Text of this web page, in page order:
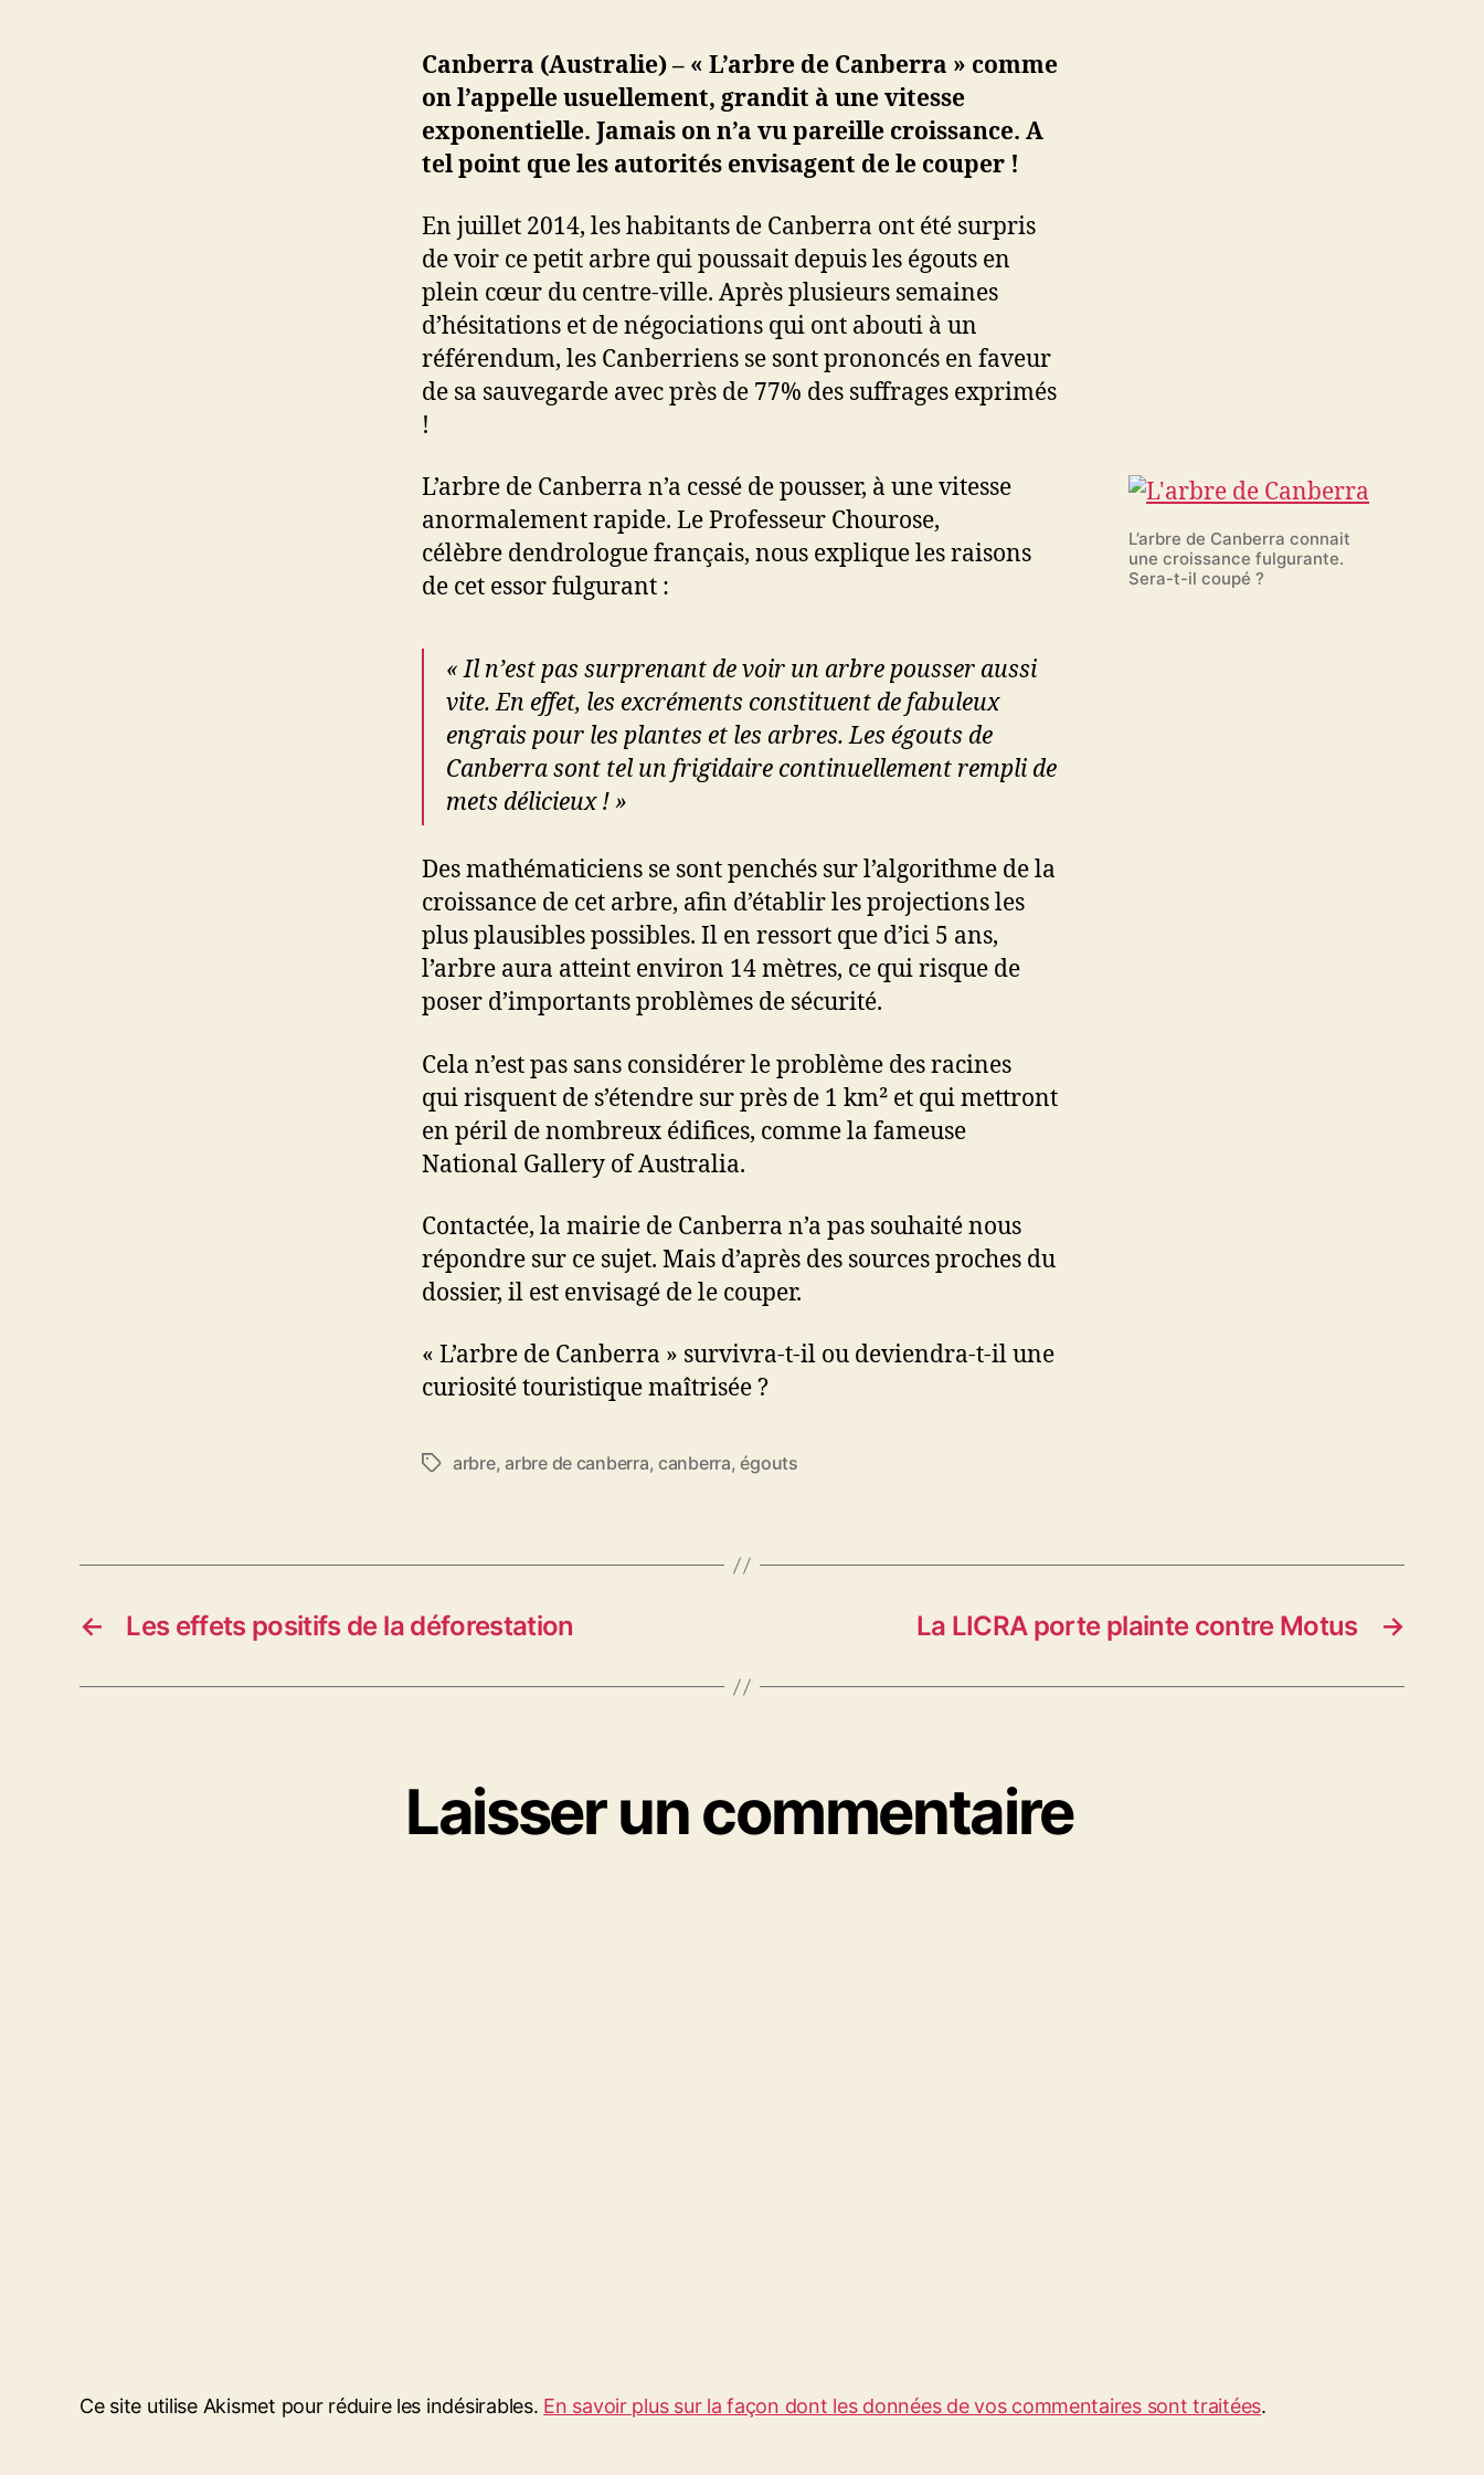
Canberra (Australie) – « L’arbre de Canberra » comme
on l’appelle usuellement, grandit à une vitesse
exponentielle. Jamais on n’a vu pareille croissance. A
tel point que les autorités envisagent de le couper !
En juillet 2014, les habitants de Canberra ont été surpris
de voir ce petit arbre qui poussait depuis les égouts en
plein cœur du centre-ville. Après plusieurs semaines
d’hésitations et de négociations qui ont abouti à un
référendum, les Canberriens se sont prononcés en faveur
de sa sauvegarde avec près de 77% des suffrages exprimés
!
L’arbre de Canberra connait
une croissance fulgurante.
Sera-t-il coupé ?
L’arbre de Canberra n’a cessé de pousser, à une vitesse
anormalement rapide. Le Professeur Chourose,
célèbre dendrologue français, nous explique les raisons
de cet essor fulgurant :
« Il n’est pas surprenant de voir un arbre pousser aussi
vite. En effet, les excréments constituent de fabuleux
engrais pour les plantes et les arbres. Les égouts de
Canberra sont tel un frigidaire continuellement rempli de
mets délicieux ! »
Des mathématiciens se sont penchés sur l’algorithme de la
croissance de cet arbre, afin d’établir les projections les
plus plausibles possibles. Il en ressort que d’ici 5 ans,
l’arbre aura atteint environ 14 mètres, ce qui risque de
poser d’importants problèmes de sécurité.
Cela n’est pas sans considérer le problème des racines
qui risquent de s’étendre sur près de 1 km² et qui mettront
en péril de nombreux édifices, comme la fameuse
National Gallery of Australia.
Contactée, la mairie de Canberra n’a pas souhaité nous
répondre sur ce sujet. Mais d’après des sources proches du
dossier, il est envisagé de le couper.
« L’arbre de Canberra » survivra-t-il ou deviendra-t-il une
curiosité touristique maîtrisée ?
Étiquettes
arbre,arbre de canberra,canberra,égouts
← Les effets positifs de la déforestation →
La LICRA porte plainte contre Motus
Laisser un commentaire
Ce site utilise Akismet pour réduire les indésirables. En savoir plus sur la façon dont les données de vos commentaires sont traitées.